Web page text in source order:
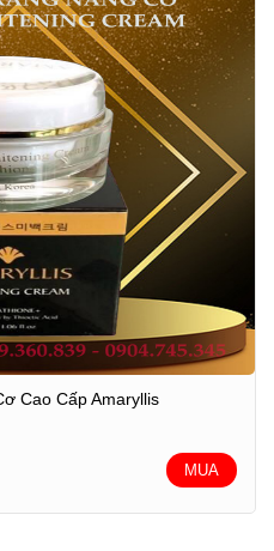
Cao Cấp Amaryllis
MUA